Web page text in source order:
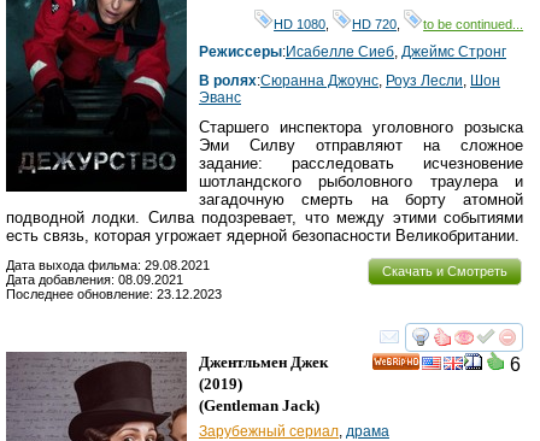
HD 1080 HD 720 to be continued...
Режиссеры:Исабелле Сиеб, Джеймс Стронг
В ролях:Сюранна Джоунс, Роуз Лесли, Шон
Эванс
Старшего инспектора уголовного розыска
Эми Силву отправляют на сложное
задание: расследовать исчезновение
шотландского рыболовного траулера и
загадочную смерть на борту атомной
подводной лодки. Силва подозревает, что между этими событиями
есть связь, которая угрожает ядерной безопасности Великобритании.
Скачать и Смотреть
Дата выхода фильма: 29.08.2021
Дата добавления: 08.09.2021
Последнее обновление: 23.12.2023
смотреть
6
Джентльмен Джек
(2019)
(Gentleman Jack)
Зарубежный сериал, драма